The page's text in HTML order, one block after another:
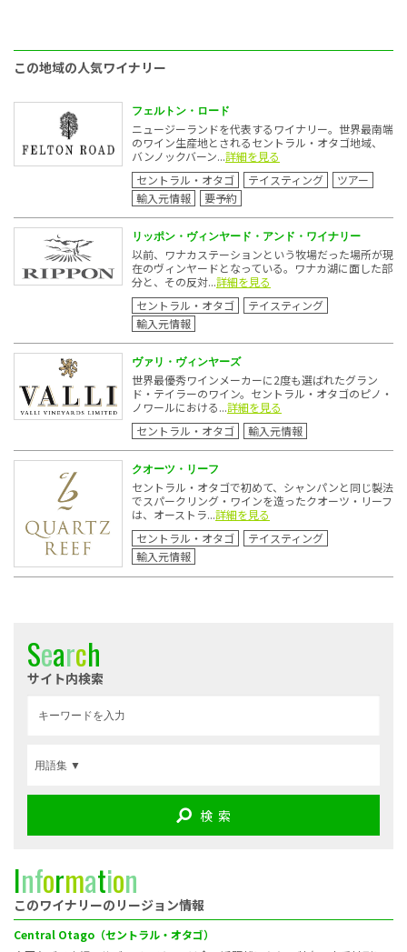
この地域の人気ワイナリー
フェルトン・ロード
ニュージーランドを代表するワイナリー。世界最南端
のワイン生産地とされるセントラル・オタゴ地域、
バンノックバーン...詳細を見る
セントラル・オタゴ
テイスティング
ツアー
輸入元情報
要予約
リッポン・ヴィンヤード・アンド・ワイナリー
以前、ワナカステーションという牧場だった場所が現
在のヴィンヤードとなっている。ワナカ湖に面した部
分と、その反対...詳細を見る
セントラル・オタゴ
テイスティング
輸入元情報
ヴァリ・ヴィンヤーズ
世界最優秀ワインメーカーに2度も選ばれたグラン
ド・テイラーのワイン。セントラル・オタゴのピノ・
ノワールにおける...詳細を見る
セントラル・オタゴ
輸入元情報
クオーツ・リーフ
セントラル・オタゴで初めて、シャンパンと同じ製法
でスパークリング・ワインを造ったクオーツ・リーフ
は、オーストラ...詳細を見る
セントラル・オタゴ
テイスティング
輸入元情報
Search
サイト内検索
検 索
Information
このワイナリーのリージョン情報
Central Otago（セントラル・オタゴ）